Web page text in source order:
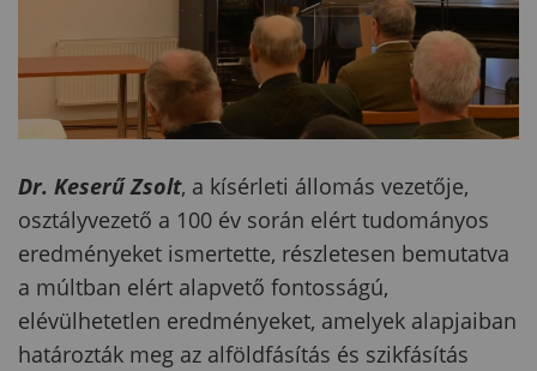
Dr. Keserű Zsolt, a kísérleti állomás vezetője,
osztályvezető a 100 év során elért tudományos
eredményeket ismertette, részletesen bemutatva
a múltban elért alapvető fontosságú,
elévülhetetlen eredményeket, amelyek alapjaiban
határozták meg az alföldfásítás és szikfásítás